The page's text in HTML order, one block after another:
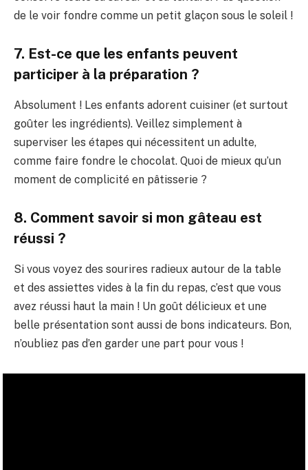
de le voir fondre comme un petit glaçon sous le soleil !
7. Est-ce que les enfants peuvent
participer à la préparation ?
Absolument ! Les enfants adorent cuisiner (et surtout
goûter les ingrédients). Veillez simplement à
superviser les étapes qui nécessitent un adulte,
comme faire fondre le chocolat. Quoi de mieux qu’un
moment de complicité en pâtisserie ?
8. Comment savoir si mon gâteau est
réussi ?
Si vous voyez des sourires radieux autour de la table
et des assiettes vides à la fin du repas, c’est que vous
avez réussi haut la main ! Un goût délicieux et une
belle présentation sont aussi de bons indicateurs. Bon,
n’oubliez pas d’en garder une part pour vous !